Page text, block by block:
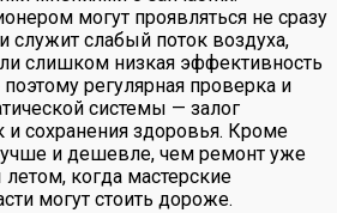
могут проявляться не сразу
служит слабый поток воздуха,
слишком низкая эффективность
регулярная проверка и
системы — залог
сохранения здоровья. Кроме
и дешевле, чем ремонт уже
когда мастерские
могут стоить дороже.